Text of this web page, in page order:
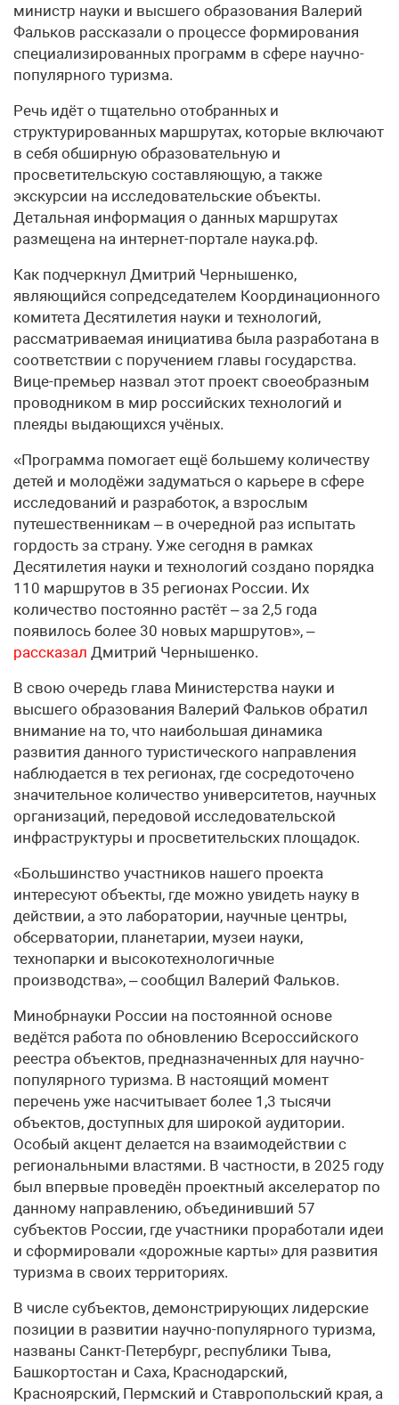
министр науки и высшего образования Валерий
Фальков рассказали о процессе формирования
специализированных программ в сфере научно-
популярного туризма.
Речь идёт о тщательно отобранных и
структурированных маршрутах, которые включают
в себя обширную образовательную и
просветительскую составляющую, а также
экскурсии на исследовательские объекты.
Детальная информация о данных маршрутах
размещена на интернет-портале наука.рф.
Как подчеркнул Дмитрий Чернышенко,
являющийся сопредседателем Координационного
комитета Десятилетия науки и технологий,
рассматриваемая инициатива была разработана в
соответствии с поручением главы государства.
Вице-премьер назвал этот проект своеобразным
проводником в мир российских технологий и
плеяды выдающихся учёных.
«Программа помогает ещё большему количеству
детей и молодёжи задуматься о карьере в сфере
исследований и разработок, а взрослым
путешественникам – в очередной раз испытать
гордость за страну. Уже сегодня в рамках
Десятилетия науки и технологий создано порядка
110 маршрутов в 35 регионах России. Их
количество постоянно растёт – за 2,5 года
появилось более 30 новых маршрутов», –
рассказал Дмитрий Чернышенко.
В свою очередь глава Министерства науки и
высшего образования Валерий Фальков обратил
внимание на то, что наибольшая динамика
развития данного туристического направления
наблюдается в тех регионах, где сосредоточено
значительное количество университетов, научных
организаций, передовой исследовательской
инфраструктуры и просветительских площадок.
«Большинство участников нашего проекта
интересуют объекты, где можно увидеть науку в
действии, а это лаборатории, научные центры,
обсерватории, планетарии, музеи науки,
технопарки и высокотехнологичные
производства», – сообщил Валерий Фальков.
Минобрнауки России на постоянной основе
ведётся работа по обновлению Всероссийского
реестра объектов, предназначенных для научно-
популярного туризма. В настоящий момент
перечень уже насчитывает более 1,3 тысячи
объектов, доступных для широкой аудитории.
Особый акцент делается на взаимодействии с
региональными властями. В частности, в 2025 году
был впервые проведён проектный акселератор по
данному направлению, объединивший 57
субъектов России, где участники проработали идеи
и сформировали «дорожные карты» для развития
туризма в своих территориях.
В числе субъектов, демонстрирующих лидерские
позиции в развитии научно-популярного туризма,
названы Санкт-Петербург, республики Тыва,
Башкортостан и Саха, Краснодарский,
Красноярский, Пермский и Ставропольский края, а